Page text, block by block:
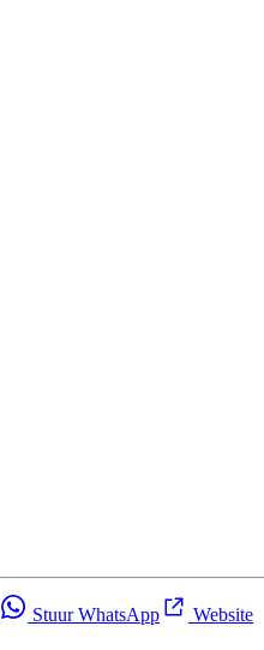
Stuur WhatsApp Website